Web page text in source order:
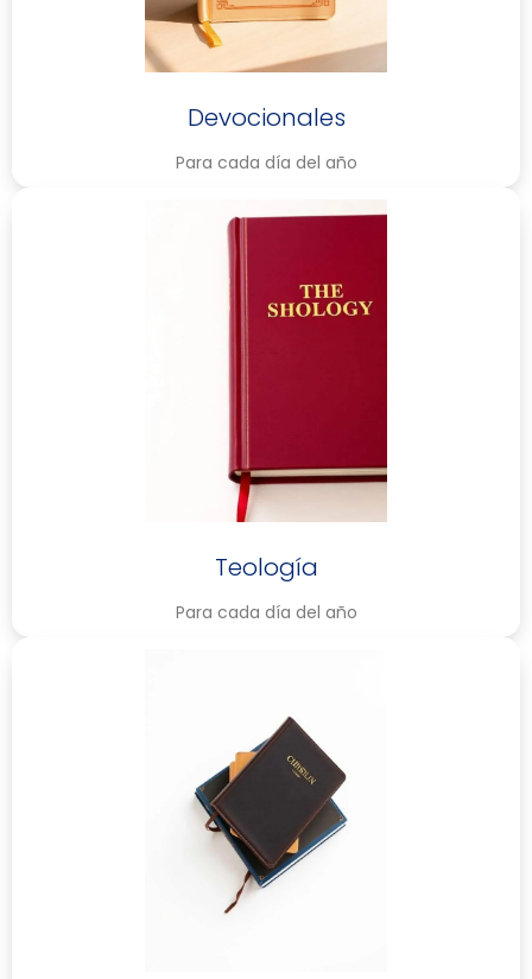
Devocionales
Para cada día del año
Teología
Para cada día del año